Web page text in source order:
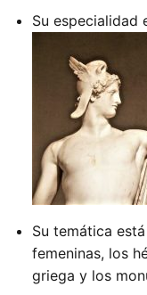
Su especialidad
Su temática
femeninas, los
griega y los